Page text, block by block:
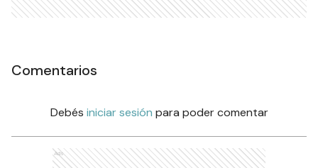
Comentarios
Debés iniciar sesión para poder comentar
Ads